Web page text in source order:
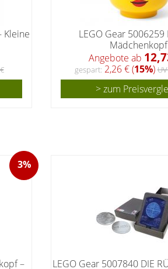
Kleine
LEGO Gear
Mädchenkopf
Angebote ab
gespart: 2,26 € (15%)
> zum
3%
–
LEGO Gear 5007840 DIE